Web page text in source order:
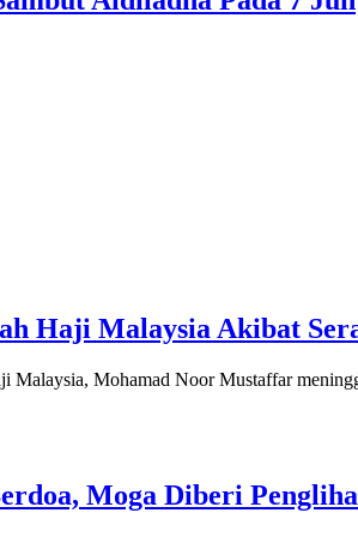
Haji Malaysia Akibat
Mohamad Noor Mustaffar
Moga Diberi